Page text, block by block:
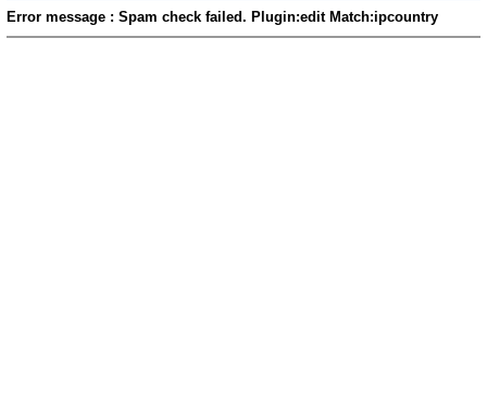
Error message : Spam check failed. Plugin:edit Match:ipcountry